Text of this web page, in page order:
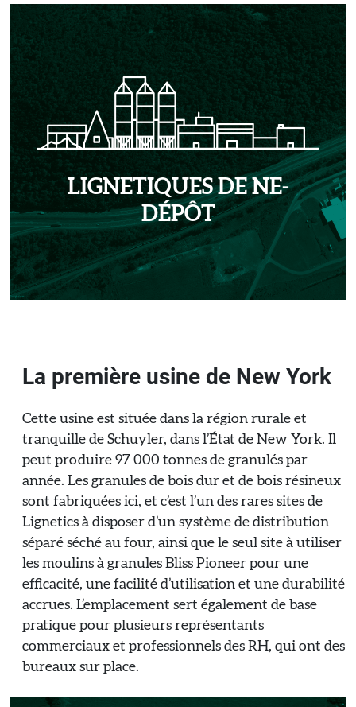
LIGNETIQUES DE NE-
DÉPÔT
La première usine de New York
Cette usine est située dans la région rurale et
tranquille de Schuyler, dans l’État de New York. Il
peut produire 97 000 tonnes de granulés par
année. Les granules de bois dur et de bois résineux
sont fabriquées ici, et c’est l’un des rares sites de
Lignetics à disposer d’un système de distribution
séparé séché au four, ainsi que le seul site à utiliser
les moulins à granules Bliss Pioneer pour une
efficacité, une facilité d’utilisation et une durabilité
accrues. L’emplacement sert également de base
pratique pour plusieurs représentants
commerciaux et professionnels des RH, qui ont des
bureaux sur place.